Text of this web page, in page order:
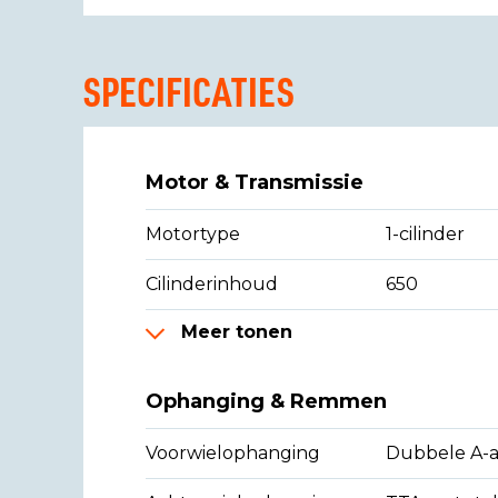
SPECIFICATIES
Motor & Transmissie
Motortype 1-cilinder
Cilinderinhoud 650
Meer tonen
Ophanging & Remmen
Voorwielophanging Dubbele A-